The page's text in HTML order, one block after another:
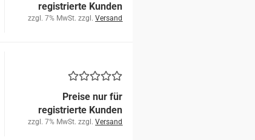
registrierte Kunden
zzgl. 7% MwSt. zzgl.Versand
Preise nur für
registrierte Kunden
zzgl. 7% MwSt. zzgl.Versand